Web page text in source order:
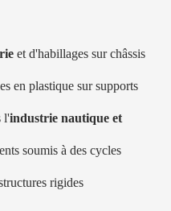
et d'habillages sur châssis
en plastique sur supports
l'industrie nautique et
soumis à des cycles
rigides